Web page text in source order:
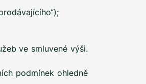
ve smluvené výši.
podmínek ohledně